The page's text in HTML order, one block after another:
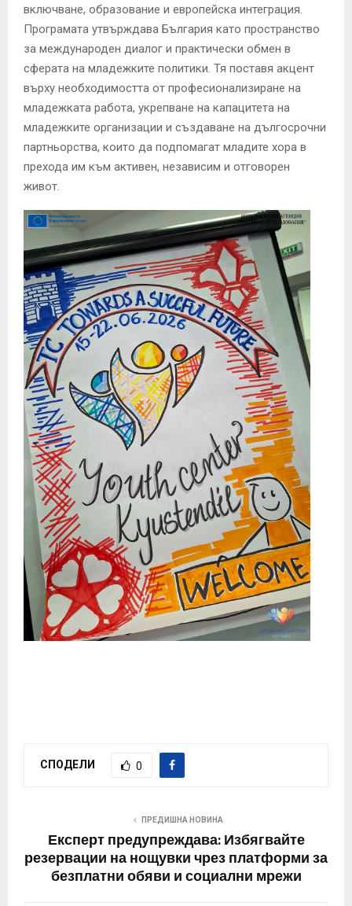
включване, образование и европейска интеграция.
Програмата утвърждава България като пространство
за международен диалог и практически обмен в
сферата на младежките политики. Тя поставя акцент
върху необходимостта от професионализиране на
младежката работа, укрепване на капацитета на
младежките организации и създаване на дългосрочни
партньорства, които да подпомагат младите хора в
прехода им към активен, независим и отговорен
живот.
СПОДЕЛИ 0
ПРЕДИШНА НОВИНА
Експерт предупреждава: Избягвайте
резервации на нощувки чрез платформи за
безплатни обяви и социални мрежи